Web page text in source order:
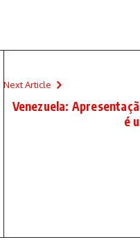
Next Article
Venezuela:
é